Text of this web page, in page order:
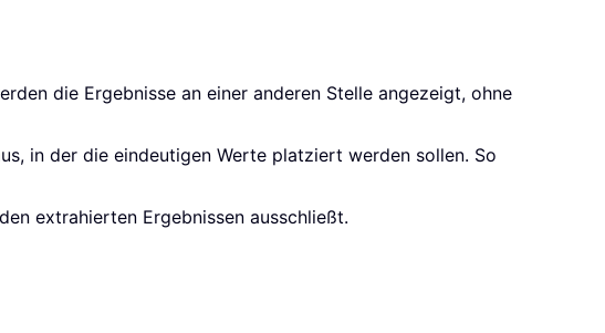
die Ergebnisse an einer anderen Stelle angezeigt, ohne
in der die eindeutigen Werte platziert werden sollen. So
extrahierten Ergebnissen ausschließt.